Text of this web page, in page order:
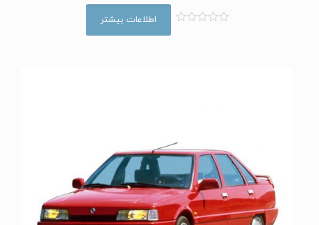
اطلاعات بیشتر